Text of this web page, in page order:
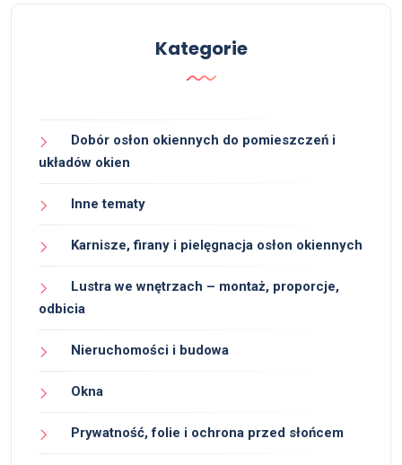
Kategorie
Dobór osłon okiennych do pomieszczeń i
układów okien
Inne tematy
Karnisze, firany i pielęgnacja osłon okiennych
Lustra we wnętrzach – montaż, proporcje,
odbicia
Nieruchomości i budowa
Okna
Prywatność, folie i ochrona przed słońcem